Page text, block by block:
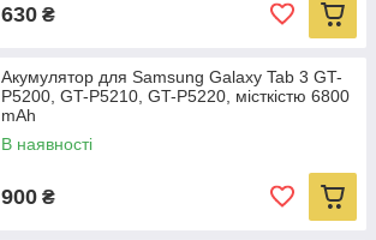
630 ₴
Акумулятор для Samsung Galaxy Tab 3 GT-
P5200, GT-P5210, GT-P5220, місткістю 6800
mAh
В наявності
900 ₴